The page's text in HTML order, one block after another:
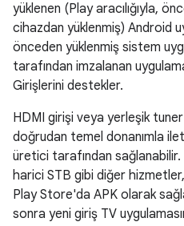
yüklenen (Play aracılığıyla,
cihazdan yüklenmiş) Android
önceden yüklenmiş sistem
tarafından imzalanan
Girişlerini destekler.
HDMI girişi veya yerleşik
doğrudan temel donanımla
üretici tarafından
harici STB gibi diğer
Play Store'da APK olarak
sonra yeni giriş TV